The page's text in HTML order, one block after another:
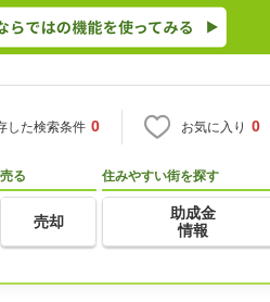
した検索条件 0 お気に入り 0
売る
売却
住みやすい街を探す
助成金
情報